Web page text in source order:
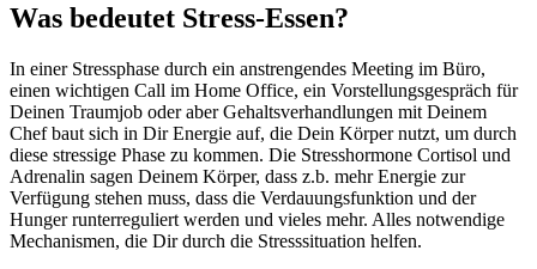
Was bedeutet Stress-Essen?
In einer Stressphase durch ein anstrengendes Meeting im Büro,
einen wichtigen Call im Home Office, ein Vorstellungsgespräch für
Deinen Traumjob oder aber Gehaltsverhandlungen mit Deinem
Chef baut sich in Dir Energie auf, die Dein Körper nutzt, um durch
diese stressige Phase zu kommen. Die Stresshormone Cortisol und
Adrenalin sagen Deinem Körper, dass z.b. mehr Energie zur
Verfügung stehen muss, dass die Verdauungsfunktion und der
Hunger runterreguliert werden und vieles mehr. Alles notwendige
Mechanismen, die Dir durch die Stresssituation helfen.